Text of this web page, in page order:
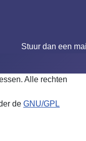
Stuur dan een
Alle rechten
de GNU/GPL